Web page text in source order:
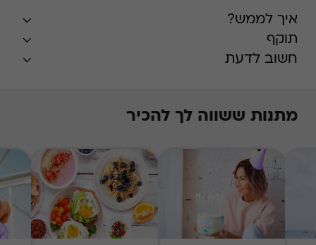
איך לממש?
תוקף
חשוב לדעת
* בעונת השיא, חודשים יולי-אוגוסט, הזמנת
האירוח על בסיס מקום פנוי במרבית המלונות,
ותידרש תוספת תשלום על פי
המפורטבאתרSwish
.התשלום עבור התוספת
מתנות ששווה לך להכיר